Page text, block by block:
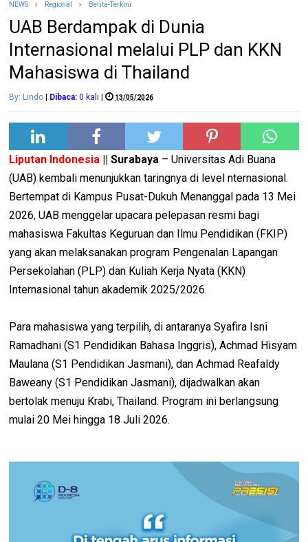
NEWS Regional Berita-Terkini
UAB Berdampak di Dunia
Internasional melalui PLP dan KKN
Mahasiswa di Thailand
By: Lindo | Dibaca: 0 kali | 13/05/2026
Liputan Indonesia ||Surabaya – Universitas Adi Buana
(UAB) kembali menunjukkan taringnya di level nternasional.
Bertempat di Kampus Pusat-Dukuh Menanggal pada 13 Mei
2026, UAB menggelar upacara pelepasan resmi bagi
mahasiswa Fakultas Keguruan dan Ilmu Pendidikan (FKIP)
yang akan melaksanakan program Pengenalan Lapangan
Persekolahan (PLP) dan Kuliah Kerja Nyata (KKN)
Internasional tahun akademik 2025/2026.
Para mahasiswa yang terpilih, di antaranya Syafira Isni
Ramadhani (S1 Pendidikan Bahasa Inggris), Achmad Hisyam
Maulana (S1 Pendidikan Jasmani), dan Achmad Reafaldy
Baweany (S1 Pendidikan Jasmani), dijadwalkan akan
bertolak menuju Krabi, Thailand. Program ini berlangsung
mulai 20 Mei hingga 18 Juli 2026.